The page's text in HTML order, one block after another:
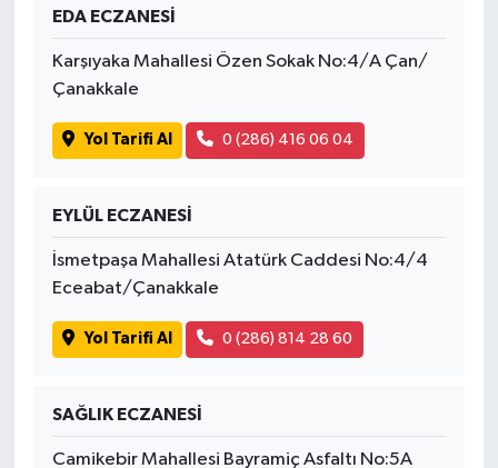
EDA ECZANESİ
Karşıyaka Mahallesi Özen Sokak No:4/A Çan/
Çanakkale
Yol Tarifi Al 0 (286) 416 06 04
EYLÜL ECZANESİ
İsmetpaşa Mahallesi Atatürk Caddesi No:4/4
Eceabat/Çanakkale
Yol Tarifi Al 0 (286) 814 28 60
SAĞLIK ECZANESİ
Camikebir Mahallesi Bayramiç Asfaltı No:5A